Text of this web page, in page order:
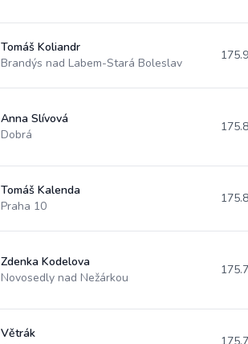
Tomáš Koliandr
Brandýs nad Labem-Stará Boleslav
Anna Slívová
Dobrá
Tomáš Kalenda
Praha 10
Zdenka Kodelova
Novosedly nad Nežárkou
Větrák